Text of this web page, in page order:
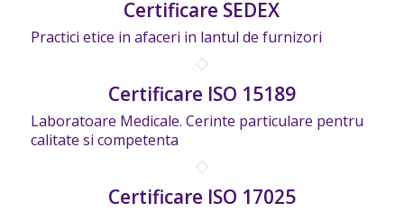
Certificare SEDEX
Practici etice in afaceri in lantul de furnizori
Certificare ISO 15189
Laboratoare Medicale. Cerinte particulare pentru
calitate si competenta
Certificare ISO 17025